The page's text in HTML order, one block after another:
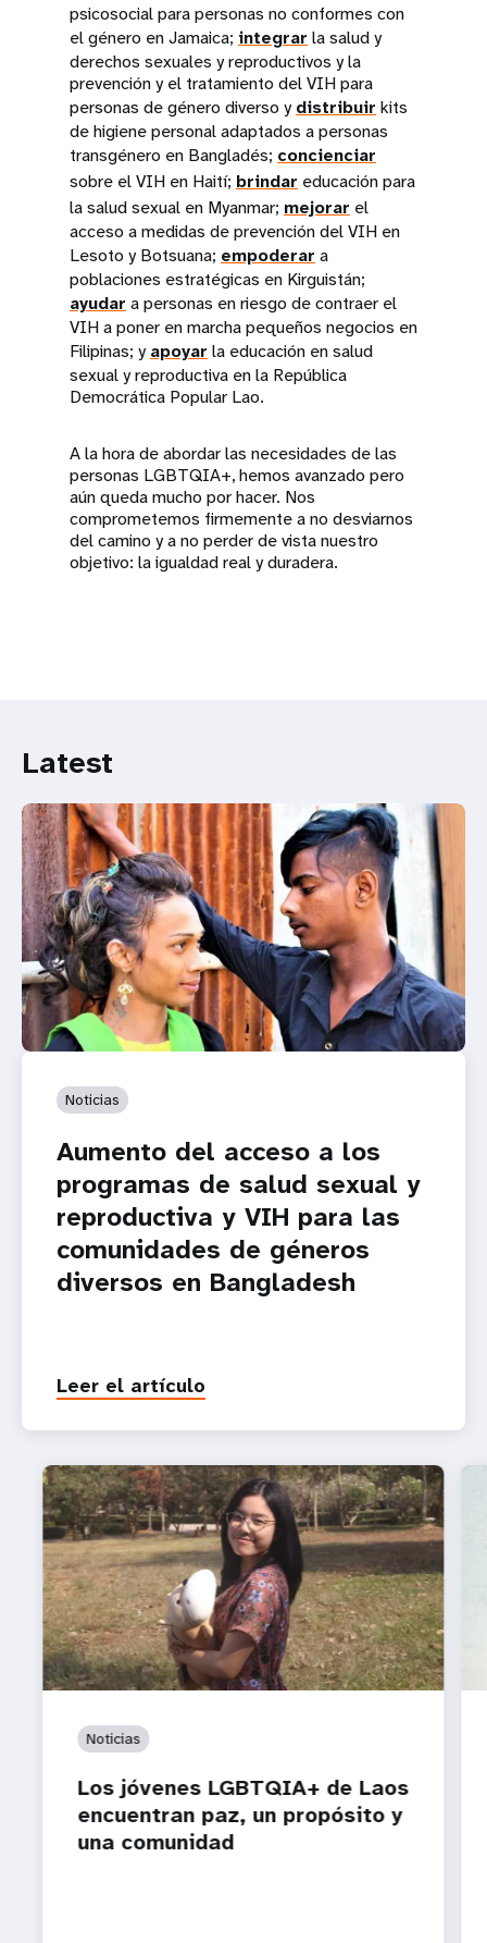
psicosocial para personas no conformes con
el género en Jamaica; integrar la salud y
derechos sexuales y reproductivos y la
prevención y el tratamiento del VIH para
personas de género diverso ydistribuir kits
de higiene personal adaptados a personas
transgénero en Bangladés; concienciar
sobre el VIH en Haití; brindar educación para
la salud sexual en Myanmar; mejorar el
acceso a medidas de prevención del VIH en
Lesoto y Botsuana; empoderar a
poblaciones estratégicas en Kirguistán;
ayudar a personas en riesgo de contraer el
VIH a poner en marcha pequeños negocios en
Filipinas; yapoyar la educación en salud
sexual y reproductiva en la República
Democrática Popular Lao.
A la hora de abordar las necesidades de las
personas LGBTQIA+, hemos avanzado pero
aún queda mucho por hacer. Nos
comprometemos firmemente a no desviarnos
del camino y a no perder de vista nuestro
objetivo: la igualdad real y duradera.
Latest
Noticias
Aumento del acceso a los
programas de salud sexual y
reproductiva y VIH para las
comunidades de géneros
diversos en Bangladesh
Leer el artículo
Noticias
Los jóvenes LGBTQIA+ de Laos
encuentran paz, un propósito y
una comunidad